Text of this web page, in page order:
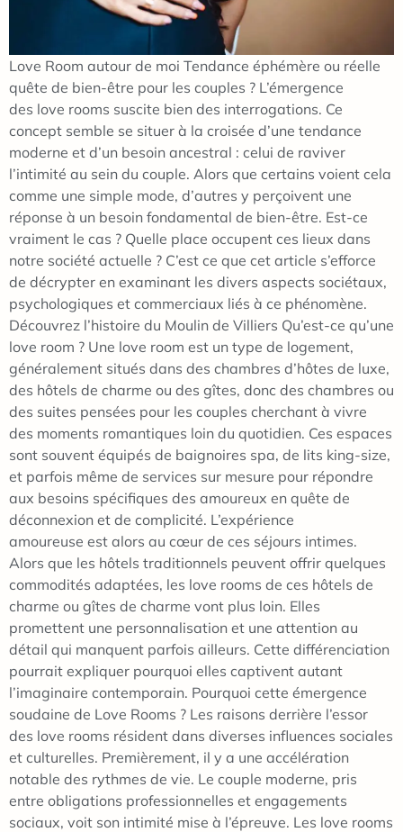
Love Room autour de moi Tendance éphémère ou réelle
quête de bien-être pour les couples ? L’émergence
des love rooms suscite bien des interrogations. Ce
concept semble se situer à la croisée d’une tendance
moderne et d’un besoin ancestral : celui de raviver
l’intimité au sein du couple. Alors que certains voient cela
comme une simple mode, d’autres y perçoivent une
réponse à un besoin fondamental de bien-être. Est-ce
vraiment le cas ? Quelle place occupent ces lieux dans
notre société actuelle ? C’est ce que cet article s’efforce
de décrypter en examinant les divers aspects sociétaux,
psychologiques et commerciaux liés à ce phénomène.
Découvrez l’histoire du Moulin de Villiers Qu’est-ce qu’une
love room ? Une love room est un type de logement,
généralement situés dans des chambres d’hôtes de luxe,
des hôtels de charme ou des gîtes, donc des chambres ou
des suites pensées pour les couples cherchant à vivre
des moments romantiques loin du quotidien. Ces espaces
sont souvent équipés de baignoires spa, de lits king-size,
et parfois même de services sur mesure pour répondre
aux besoins spécifiques des amoureux en quête de
déconnexion et de complicité. L’expérience
amoureuse est alors au cœur de ces séjours intimes.
Alors que les hôtels traditionnels peuvent offrir quelques
commodités adaptées, les love rooms de ces hôtels de
charme ou gîtes de charme vont plus loin. Elles
promettent une personnalisation et une attention au
détail qui manquent parfois ailleurs. Cette différenciation
pourrait expliquer pourquoi elles captivent autant
l’imaginaire contemporain. Pourquoi cette émergence
soudaine de Love Rooms ? Les raisons derrière l’essor
des love rooms résident dans diverses influences sociales
et culturelles. Premièrement, il y a une accélération
notable des rythmes de vie. Le couple moderne, pris
entre obligations professionnelles et engagements
sociaux, voit son intimité mise à l’épreuve. Les love rooms